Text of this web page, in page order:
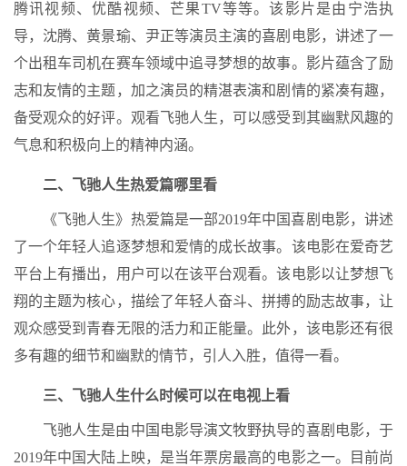
腾讯视频、优酷视频、芒果TV等等。该影片是由宁浩执
导，沈腾、黄景瑜、尹正等演员主演的喜剧电影，讲述了一
个出租车司机在赛车领域中追寻梦想的故事。影片蕴含了励
志和友情的主题，加之演员的精湛表演和剧情的紧凑有趣，
备受观众的好评。观看飞驰人生，可以感受到其幽默风趣的
气息和积极向上的精神内涵。
二、飞驰人生热爱篇哪里看
《飞驰人生》热爱篇是一部2019年中国喜剧电影，讲述
了一个年轻人追逐梦想和爱情的成长故事。该电影在爱奇艺
平台上有播出，用户可以在该平台观看。该电影以让梦想飞
翔的主题为核心，描绘了年轻人奋斗、拼搏的励志故事，让
观众感受到青春无限的活力和正能量。此外，该电影还有很
多有趣的细节和幽默的情节，引人入胜，值得一看。
三、飞驰人生什么时候可以在电视上看
飞驰人生是由中国电影导演文牧野执导的喜剧电影，于
2019年中国大陆上映，是当年票房最高的电影之一。目前尚